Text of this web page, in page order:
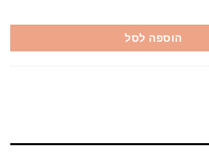
הוספה לסל